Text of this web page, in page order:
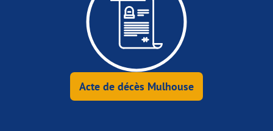
Acte de décès Mulhouse